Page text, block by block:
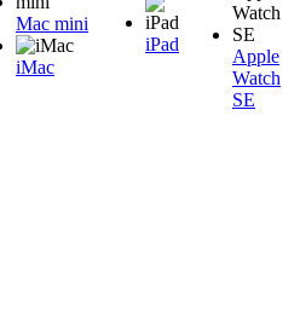
Mac mini
iMac
iPad
Apple
Watch
SE